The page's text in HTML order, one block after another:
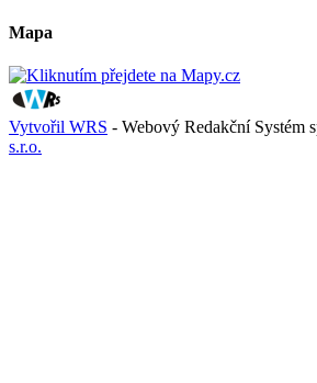
Mapa
Vytvořil WRS - Webový Redakční Systém
s.r.o.